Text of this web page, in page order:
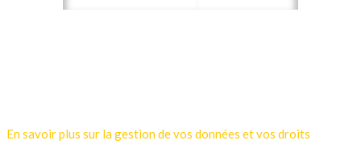
En savoir plus sur la gestion de vos données et vos droits